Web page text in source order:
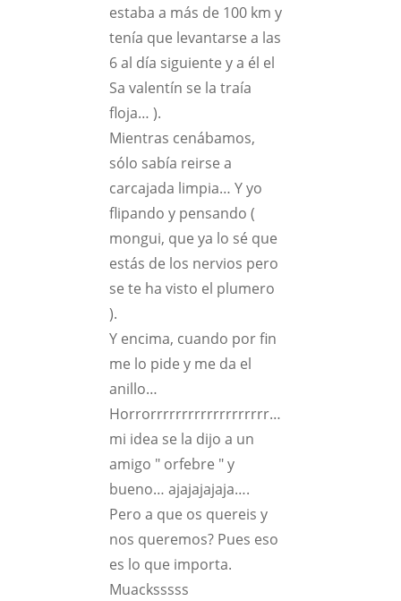
estaba a más de 100 km y
tenía que levantarse a las
6 al día siguiente y a él el
Sa valentín se la traía
floja… ).
Mientras cenábamos,
sólo sabía reirse a
carcajada limpia… Y yo
flipando y pensando (
mongui, que ya lo sé que
estás de los nervios pero
se te ha visto el plumero
).
Y encima, cuando por fin
me lo pide y me da el
anillo…
Horrorrrrrrrrrrrrrrrrrrr…
mi idea se la dijo a un
amigo " orfebre " y
bueno… ajajajajaja….
Pero a que os quereis y
nos queremos? Pues eso
es lo que importa.
Muacksssss